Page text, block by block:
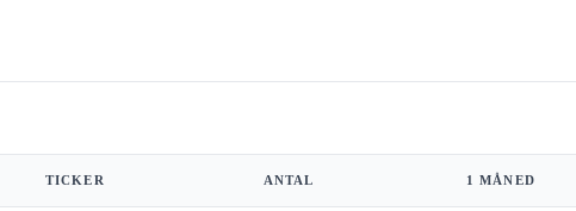
TICKER ANTAL 1 MÅNED